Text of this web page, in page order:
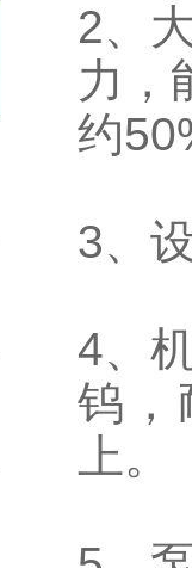
2、
力，
约
3、
4、
钨，
上。